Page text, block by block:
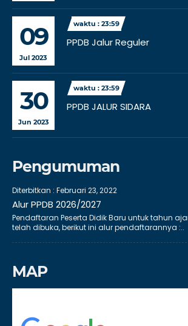
09
Jul 2023
waktu : 23:59
PPDB Jalur Reguler
30
Jun 2023
waktu : 23:59
PPDB JALUR SIDARA
Pengumuman
Diterbitkan : Februari 23, 2022
Alur PPDB 2026/2027
Pendaftaran Peserta Didik Baru untuk tahun
telah dibuka, berikut ini alur pendaftarannya :..
MAP